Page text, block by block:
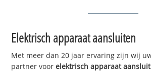
Elektrisch apparaat aansluiten
Met meer dan 20 jaar ervaring zijn wij
partner voorelektrisch apparaat